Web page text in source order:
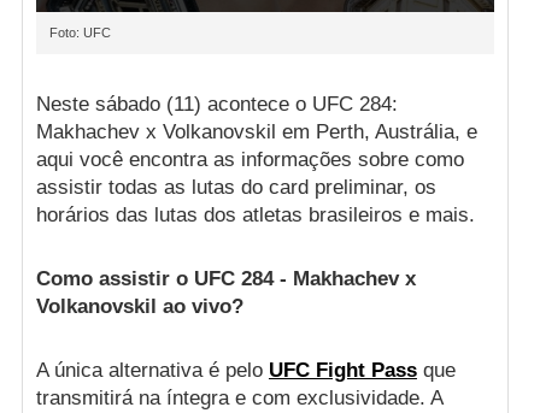
Foto: UFC
Neste sábado (11) acontece o UFC 284:
Makhachev x Volkanovskil em Perth, Austrália, e
aqui você encontra as informações sobre como
assistir todas as lutas do card preliminar, os
horários das lutas dos atletas brasileiros e mais.
Como assistir o UFC 284 - Makhachev x
Volkanovskil ao vivo?
A única alternativa é pelo UFC Fight Passque
transmitirá na íntegra e com exclusividade. A